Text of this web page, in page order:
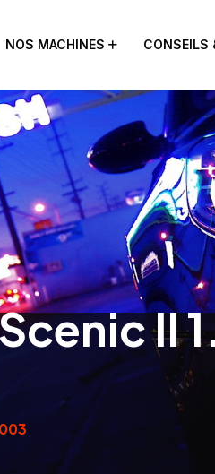
NOS MACHINES CONSEILS
II